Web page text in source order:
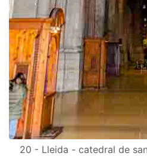
20 - Lleida - catedral de